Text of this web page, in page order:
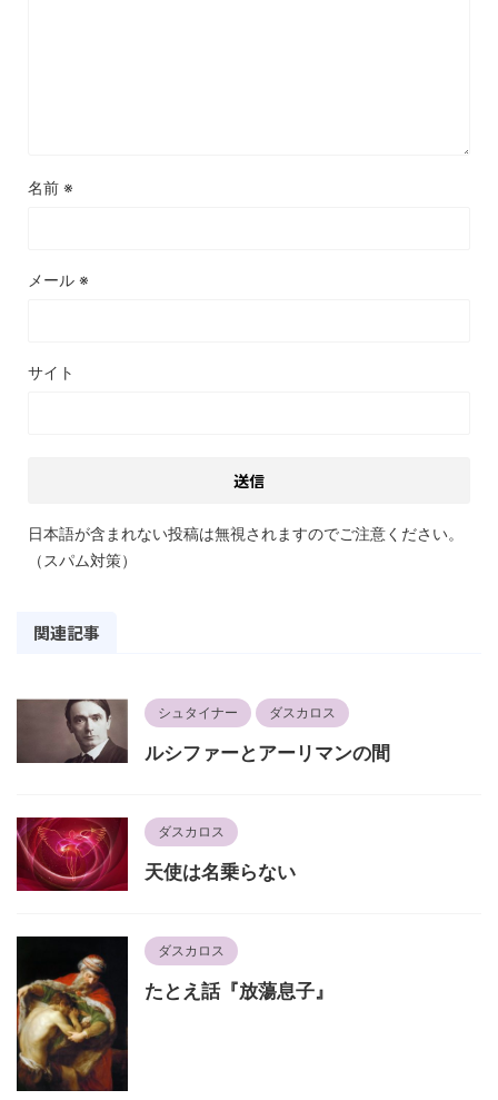
名前 ※
メール ※
サイト
日本語が含まれない投稿は無視されますのでご注意ください。
（スパム対策）
関連記事
シュタイナー ダスカロス
ルシファーとアーリマンの間
ダスカロス
天使は名乗らない
ダスカロス
たとえ話『放蕩息子』